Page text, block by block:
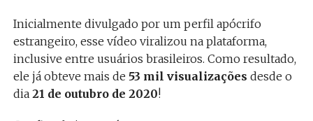
Inicialmente divulgado por um perfil apócrifo
estrangeiro, esse vídeo viralizou na plataforma,
inclusive entre usuários brasileiros. Como resultado,
ele já obteve mais de 53 mil visualizações desde o
dia 21 de outubro de 2020!